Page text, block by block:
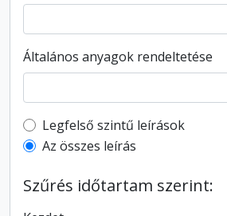
Általános anyagok rendeltetése
Top-level description filter
Legfelső szintű leírások
Az összes leírás
Szűrés időtartam szerint: